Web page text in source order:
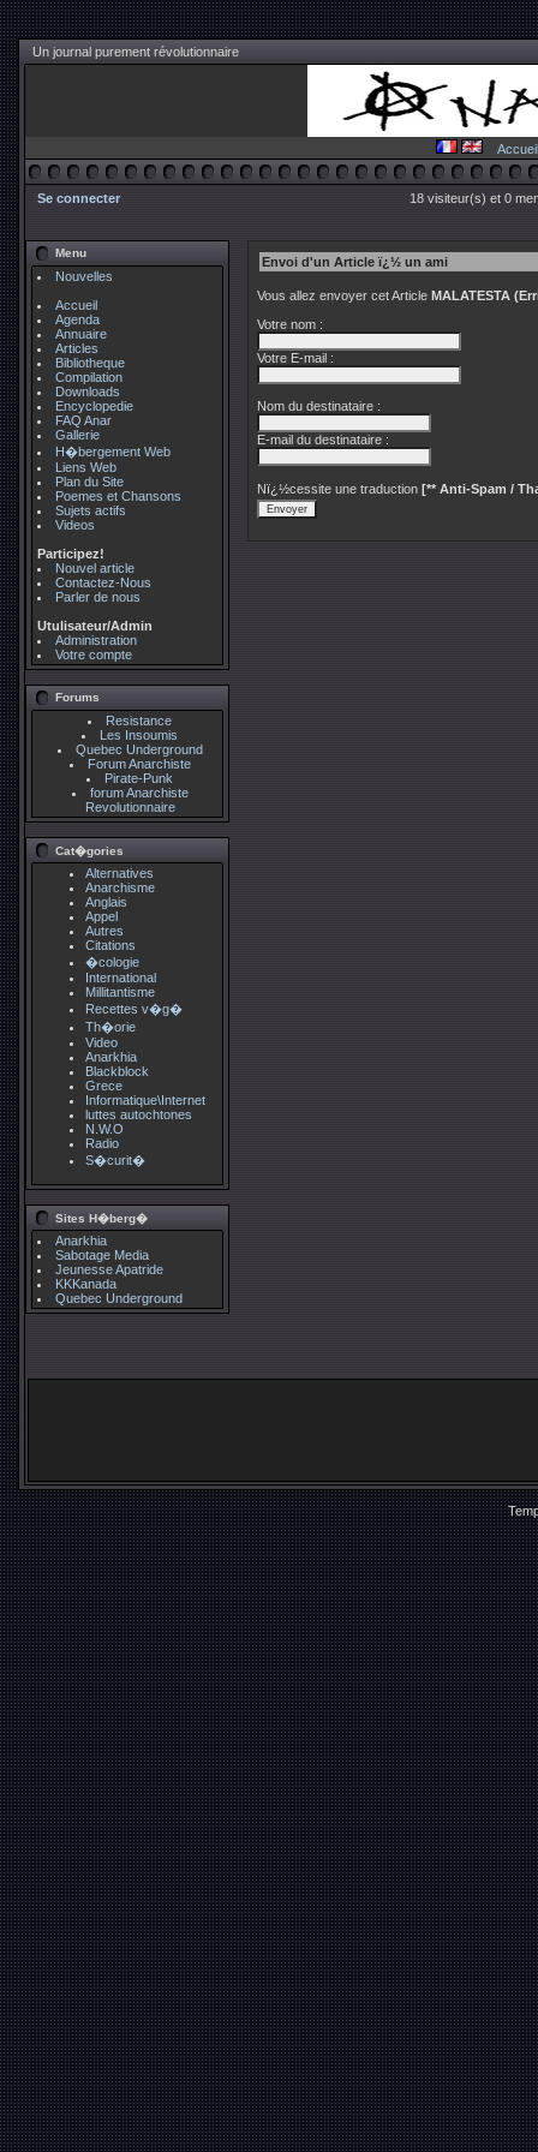
Un journal purement révolutionnaire
Accueil
Se connecter 18 visiteur(s) et 0
Menu
Nouvelles
Accueil
Agenda
Annuaire
Articles
Bibliotheque
Compilation
Downloads
Encyclopedie
FAQ Anar
Gallerie
H�bergement Web
Liens Web
Plan du Site
Poemes et Chansons
Sujets actifs
Videos
Participez!
Nouvel article
Contactez-Nous
Parler de nous
Utulisateur/Admin
Administration
Votre compte
Forums
Resistance
Les Insoumis
Quebec Underground
Forum Anarchiste
Pirate-Punk
forum Anarchiste
Revolutionnaire
Cat�gories
Alternatives
Anarchisme
Anglais
Appel
Autres
Citations
�cologie
International
Millitantisme
Recettes v�g�
Th�orie
Video
Anarkhia
Blackblock
Grece
Informatique\Internet
luttes autochtones
N.W.O
Radio
S�curit�
Sites H�berg�
Anarkhia
Sabotage Media
Jeunesse Apatride
KKKanada
Quebec Underground
Envoi d'un Article ï¿½ un ami
Vous allez envoyer cet Article MALATESTA
Votre nom :
Votre E-mail :
Nom du destinataire :
E-mail du destinataire :
Nï¿½cessite une traduction [** Anti-Spam /